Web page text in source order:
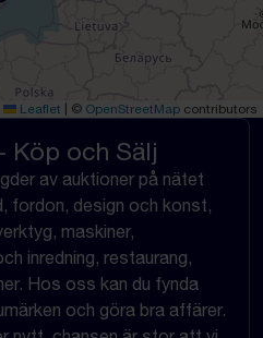
Leaflet © OpenStreetMap contributors
Köp och Sälj
av auktioner på nätet
fordon, design och konst,
maskiner,
inredning, restaurang,
Hos oss kan du fynda
och göra bra affärer.